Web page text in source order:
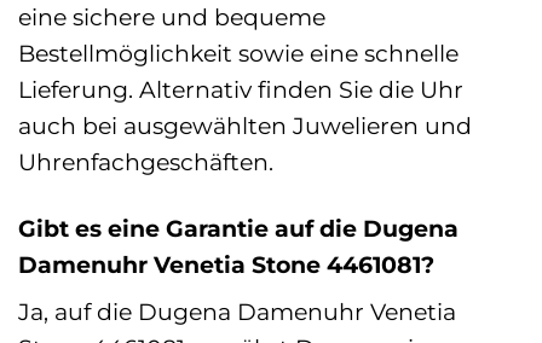
eine sichere und bequeme
Bestellmöglichkeit sowie eine schnelle
Lieferung. Alternativ finden Sie die Uhr
auch bei ausgewählten Juwelieren und
Uhrenfachgeschäften.
Gibt es eine Garantie auf die Dugena
Damenuhr Venetia Stone 4461081?
Ja, auf die Dugena Damenuhr Venetia